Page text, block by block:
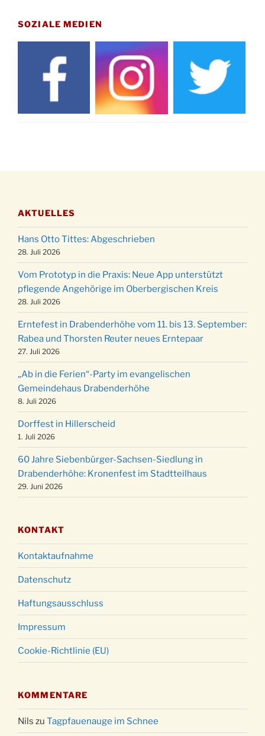
Drabenderhöhe um 11:15 Uhr
21.11.
Basar im Ev. Gemeindehaus von 14-16:30 Uhr
Katharinenball des Honterus Chors im
Stadtteilhaus um 19:00 Uhr
Kinderbibeltag im Ev. Gemeindehaus von 10-
12 Uhr
Stadtteilhaus um 19:00 Uhr
11.12.
Puer-Natus weihnachtliches Brauchtum am
Robert-Gassner-Hof um 17:00 Uhr
19.12.
Kinderbibeltag im Ev. Gemeindehaus von 10-
12 Uhr
20.12.
Weihnachts-Konzert des Honterus Chors in
der Kirche um 17:00 Uhr
24.12.
Familiengottesdienst mit Krippenspiel im Ev.
Gemeindehaus um 15:00 Uhr
24.12. Familiengottesdienst in der FeG um 16 Uhr
24.12.
Weihnachtsgottesdienst in der Kirche um
15:00 Uhr
24.12.
Weihnachtsgottesdienst in der Kirche um
18:00 Uhr
24.12.
Christmette mit der ev. Jugend in der Kirche
um 23:00 Uhr
31.12.
Gottesdienst zu Silvester in der Kirche um
18:00 Uhr
SOZIALE MEDIEN
AKTUELLES
Hans Otto Tittes: Abgeschrieben
28. Juli 2026
Vom Prototyp in die Praxis: Neue App unterstützt
pflegende Angehörige im Oberbergischen Kreis
28. Juli 2026
Erntefest in Drabenderhöhe vom 11. bis 13. September:
Rabea und Thorsten Reuter neues Erntepaar
27. Juli 2026
„Ab in die Ferien“-Party im evangelischen
Gemeindehaus Drabenderhöhe
8. Juli 2026
Dorffest in Hillerscheid
1. Juli 2026
60 Jahre Siebenbürger-Sachsen-Siedlung in
Drabenderhöhe: Kronenfest im Stadtteilhaus
29. Juni 2026
KONTAKT
Kontaktaufnahme
Datenschutz
Haftungsausschluss
Impressum
Cookie-Richtlinie (EU)
KOMMENTARE
Nils zu Tagpfauenauge im Schnee